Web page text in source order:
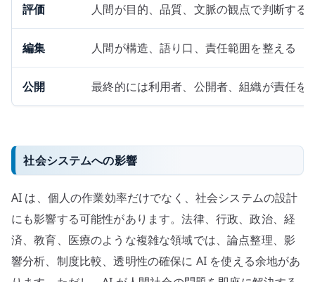
評価 人間が目的、品質、文脈の観点で判断する
編集 人間が構造、語り口、責任範囲を整える
公開 最終的には利用者、公開者、組織が責任を
社会システムへの影響
AI は、個人の作業効率だけでなく、社会システムの設計
にも影響する可能性があります。法律、行政、政治、経
済、教育、医療のような複雑な領域では、論点整理、影
響分析、制度比較、透明性の確保に AI を使える余地があ